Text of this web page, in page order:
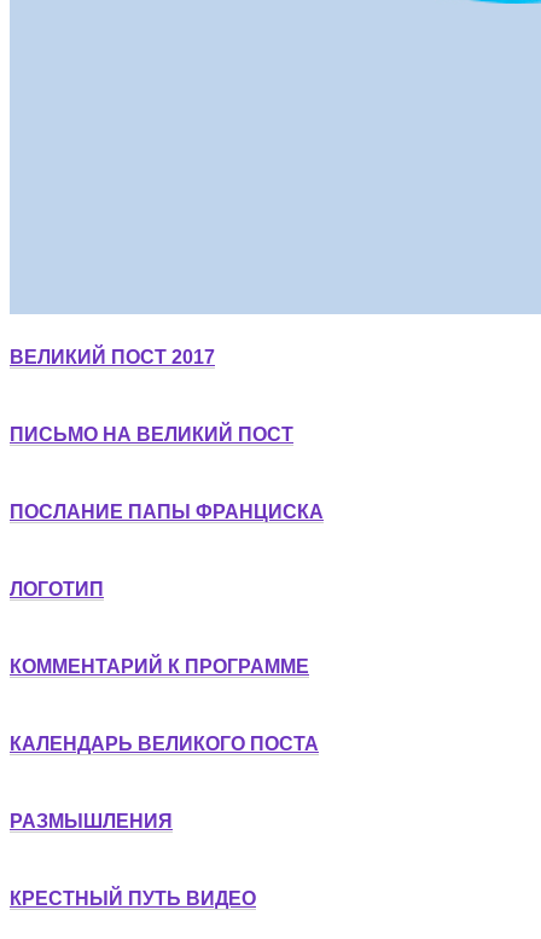
ВЕЛИКИЙ ПОСТ 2017
ПИСЬМО НА ВЕЛИКИЙ ПОСТ
ПОСЛАНИЕ ПАПЫ ФРАНЦИСКА
ЛОГОТИП
КОММЕНТАРИЙ К ПРОГРАММЕ
КАЛЕНДАРЬ ВЕЛИКОГО ПОСТА
РАЗМЫШЛЕНИЯ
КРЕСТНЫЙ ПУТЬ ВИДЕО